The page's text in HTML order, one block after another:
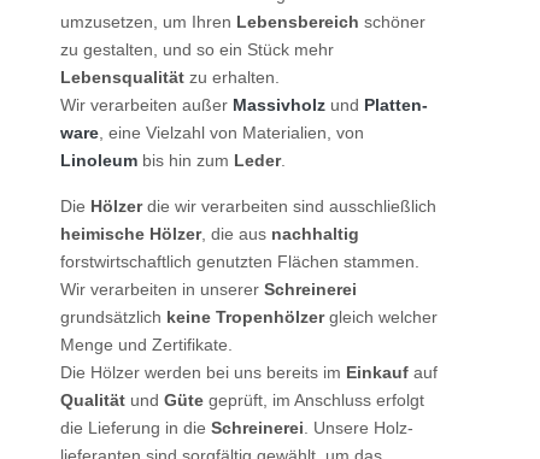
umzusetzen, um Ihren Lebensbereich schöner
zu gestalten, und so ein Stück mehr
Lebensqualität zu erhalten.
Wir verarbeiten außer Massiv­holz und Platten­
ware , eine Vielzahl von Materialien, von
Linoleum bis hin zum Leder.
Die Hölzerdie wir verarbeiten sind ausschließlich
heimische Hölzer, die aus nachhaltig
forstwirtschaftlich genutzten Flächen stammen.
Wir verarbeiten in unserer Schreiner­ei
grundsätzlich keine Tropenhölzergleich welcher
Menge und Zertifikate.
Die Hölzer werden bei uns bereits im Einkauf auf
Qualität und Güte geprüft, im Anschluss erfolgt
die Lieferung in die Schreinerei . Unsere Holz­